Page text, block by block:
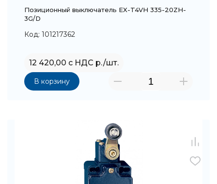
Позиционный выключатель EX-T4VH 335-20ZH-
3G/D
Код: 101217362
12 420,00 с НДС р./шт.
В корзину